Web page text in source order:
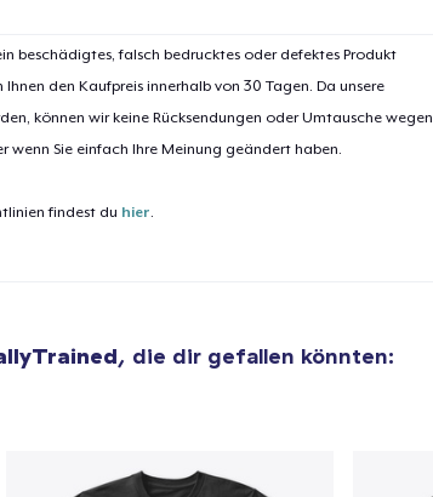
beschädigtes, falsch bedrucktes oder defektes Produkt
den Kaufpreis innerhalb von 30 Tagen. Da unsere
können wir keine Rücksendungen oder Umtausche wegen
wenn Sie einfach Ihre Meinung geändert haben.
findest du hier.
, die dir gefallen könnten: